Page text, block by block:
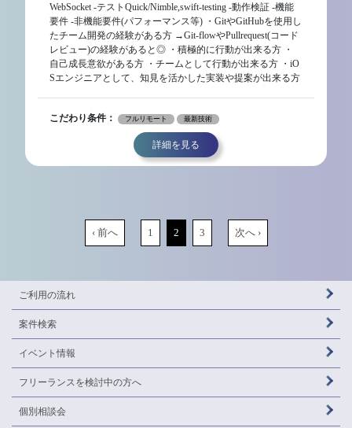
WebSocket -テストQuick/Nimble,swift-testing -動作検証 -機能
要件 -非機能要件(パフォーマンス等) ・GitやGitHubを使用し
たチーム開発の経験がある方 →Git-flowやPullrequest(コード
レビュー)の経験があると◎ ・積極的に行動が出来る方 ・
自己成長意欲がある方 ・チームとして行動が出来る方 ・iO
Sエンジニアとして、知見を活かした実装や提案が出来る方
こだわり条件： フルリモート 最新技術
詳細を見る
‹ 前へ 1 2 3 次へ ›
ご利用の流れ
案件検索
イベント情報
フリーランスを検討中の方へ
個別相談会